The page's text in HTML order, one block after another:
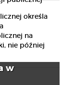
określa
na
nie później
w